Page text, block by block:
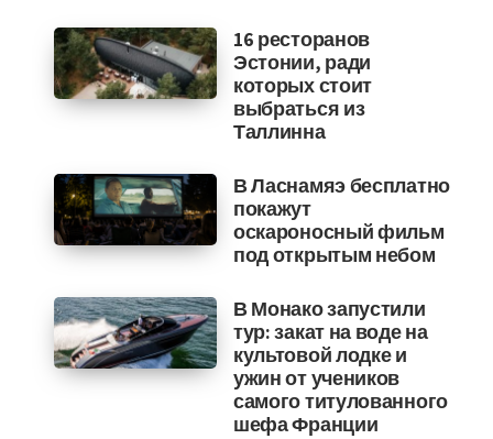
16 ресторанов
Эстонии, ради
которых стоит
выбраться из
Таллинна
В Ласнамяэ бесплатно
покажут
оскароносный фильм
под открытым небом
В Монако запустили
тур: закат на воде на
культовой лодке и
ужин от учеников
самого титулованного
шефа Франции